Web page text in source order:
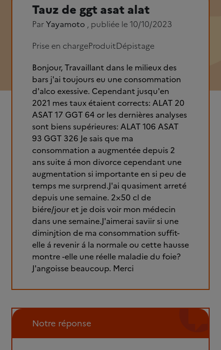
Tauz de ggt asat alat
ParYayamoto , publiée le 10/10/2023
Prise en chargeProduitDépistage
Bonjour, Travaillant dans le milieux des
bars j'ai toujours eu une consommation
d'alco exessive. Cependant jusqu'en
2021 mes taux étaient corrects: ALAT 20
ASAT 17 GGT 64 or les dernières analyses
sont biens supérieures: ALAT 106 ASAT
93 GGT 326 Je sais que ma
consommation a augmentée depuis 2
ans suite á mon divorce cependant une
augmentation si importante en si peu de
temps me surprend.J'ai quasiment arreté
depuis une semaine. 2×50 cl de
biére/jour et je dois voir mon médecin
dans une semaine.J'aimerai saviir si une
diminjtion de ma consommation suffit-
elle á revenir á la normale ou cette hausse
montre -elle une réelle maladie du foie?
J'angoisse beaucoup. Merci
Notre réponse